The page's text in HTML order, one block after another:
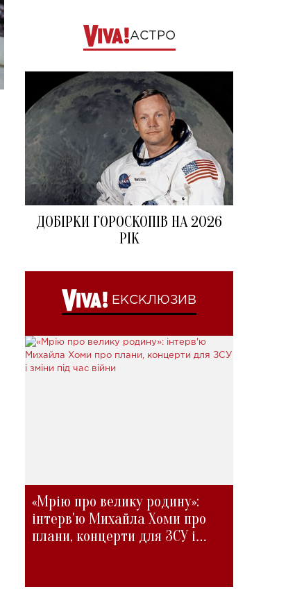
АСТРО
ДОБІРКИ ГОРОСКОПІВ НА 2026
РІК
ЕКСКЛЮЗИВ
«Мрію про велику родину»:
інтерв'ю Михайла Хоми про
плани, концерти для ЗСУ і